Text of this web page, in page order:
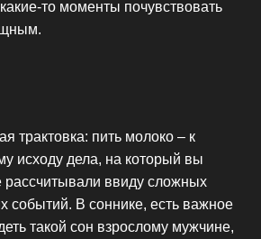
то моменты почувствовать
трактовка: пить молоко – к
исходу дела, на который вы
рассчитывали ввиду сложных
событий. В соннике, есть важное
такой сон взрослому мужчине,